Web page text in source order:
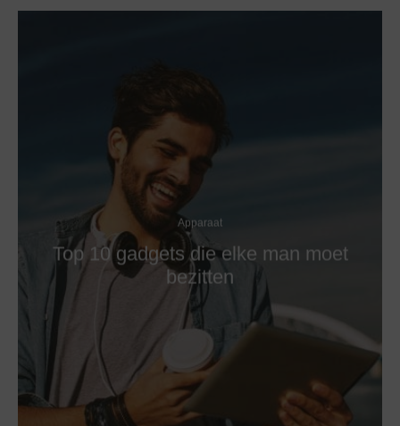
Apparaat
Top 10 gadgets die elke man moet
bezitten